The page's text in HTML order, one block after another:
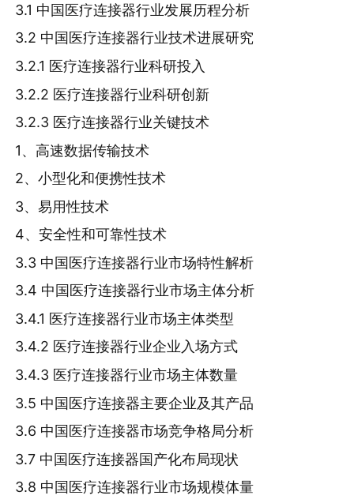
3.1 中国医疗连接器行业发展历程分析
3.2 中国医疗连接器行业技术进展研究
3.2.1 医疗连接器行业科研投入
3.2.2 医疗连接器行业科研创新
3.2.3 医疗连接器行业关键技术
1、高速数据传输技术
2、小型化和便携性技术
3、易用性技术
4、安全性和可靠性技术
3.3 中国医疗连接器行业市场特性解析
3.4 中国医疗连接器行业市场主体分析
3.4.1 医疗连接器行业市场主体类型
3.4.2 医疗连接器行业企业入场方式
3.4.3 医疗连接器行业市场主体数量
3.5 中国医疗连接器主要企业及其产品
3.6 中国医疗连接器市场竞争格局分析
3.7 中国医疗连接器国产化布局现状
3.8 中国医疗连接器行业市场规模体量